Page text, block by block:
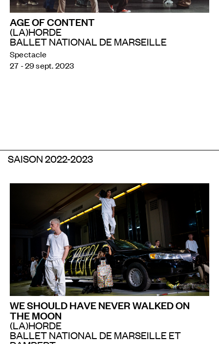
AGE OF CONTENT
(LA)HORDE
BALLET NATIONAL DE MARSEILLE
Spectacle
27 - 29 sept. 2023
SAISON 2022-2023
WE SHOULD HAVE NEVER WALKED ON
THE MOON
(LA)HORDE
BALLET NATIONAL DE MARSEILLE ET